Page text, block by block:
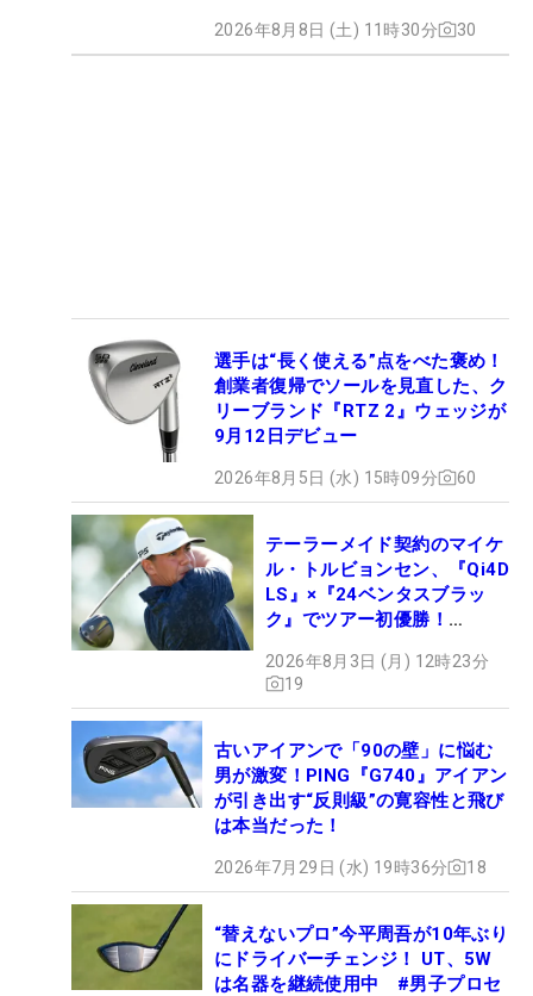
2026年8月8日 (土) 11時30分 30
選手は“長く使える”点をべた褒め！
創業者復帰でソールを見直した、ク
リーブランド『RTZ 2』ウェッジが
9月12日デビュー
2026年8月5日 (水) 15時09分 60
テーラーメイド契約のマイケ
ル・トルビョンセン、『Qi4D
LS』×『24ベンタスブラッ
ク』でツアー初優勝！
2026年8月3日 (月) 12時23分
19
古いアイアンで「90の壁」に悩む
男が激変！PING『G740』アイアン
が引き出す“反則級”の寛容性と飛び
は本当だった！
2026年7月29日 (水) 19時36分 18
“替えないプロ”今平周吾が10年ぶり
にドライバーチェンジ！ UT、5W
は名器を継続使用中 #男子プロセ